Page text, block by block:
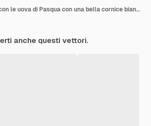
Illustrazione con le uova di Pasqua con una bella cornice bianca rotonda astratta tende oblique
anche questi vettori.